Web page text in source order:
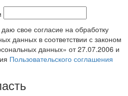
свое согласие на обработку
данных в соответствии с законом
данных» от 27.07.2006 и
Пользовательского соглашения